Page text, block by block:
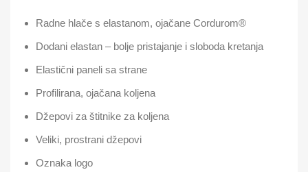
Radne hlače s elastanom, ojačane Cordurom®
Dodani elastan – bolje pristajanje i sloboda kretanja
Elastični paneli sa strane
Profilirana, ojačana koljena
Džepovi za štitnike za koljena
Veliki, prostrani džepovi
Oznaka logo